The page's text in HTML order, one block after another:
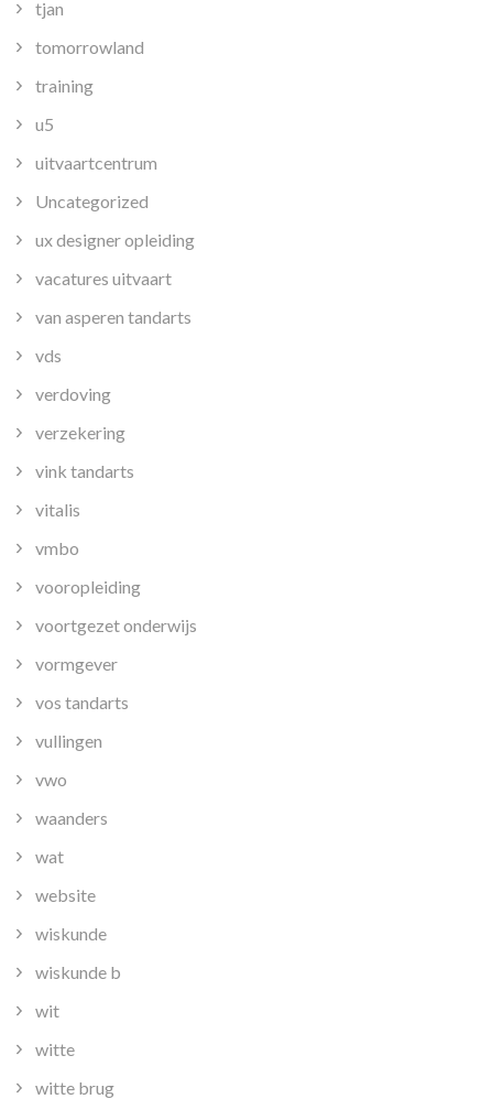
tjan
tomorrowland
training
u5
uitvaartcentrum
Uncategorized
ux designer opleiding
vacatures uitvaart
van asperen tandarts
vds
verdoving
verzekering
vink tandarts
vitalis
vmbo
vooropleiding
voortgezet onderwijs
vormgever
vos tandarts
vullingen
vwo
waanders
wat
website
wiskunde
wiskunde b
wit
witte
witte brug